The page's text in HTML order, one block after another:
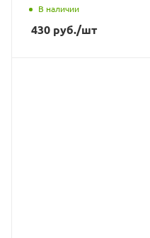
В наличии
430 руб./шт